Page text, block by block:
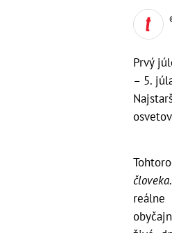
Prvý
– 5.
človeka